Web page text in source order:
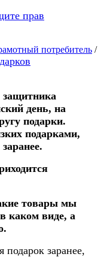
прав
потребитель /
день, на
подарки.
подарками,
товары мы
каком виде, а
заранее,